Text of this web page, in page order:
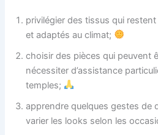
privilégier des tissus qui
et adaptés au climat;
choisir des pièces qui peuvent
nécessiter d’assistance
temples;
apprendre quelques gestes de
varier les looks selon les